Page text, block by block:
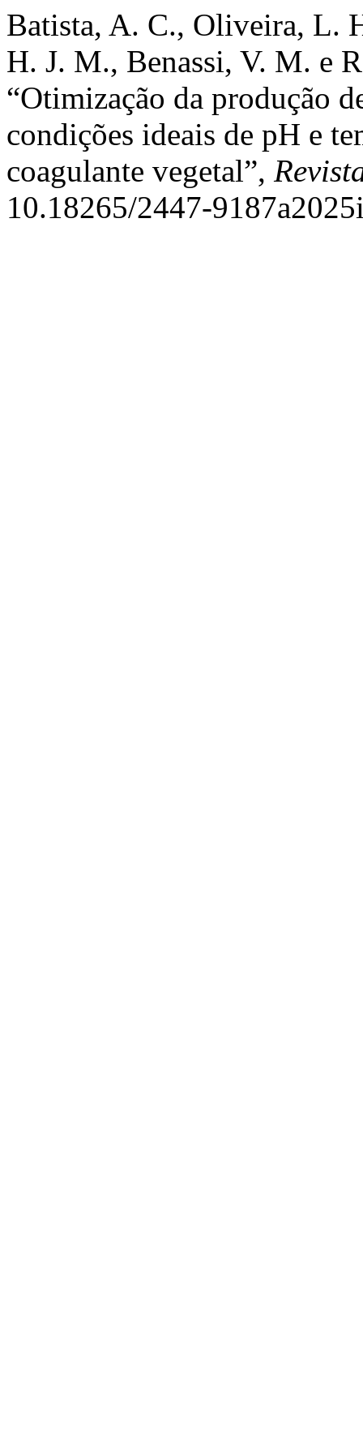
Batista, A. C., Oliveira, L.
H. J. M., Benassi, V. M. e
“Otimização da produção
condições ideais de pH e
coagulante vegetal”,
10.18265/2447-